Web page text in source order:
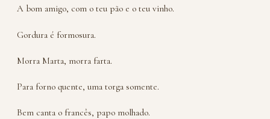
A bom amigo, com o teu pão e o teu vinho.
Gordura é formosura.
Morra Marta, morra farta.
Para forno quente, uma torga somente.
Bem canta o francês, papo molhado.